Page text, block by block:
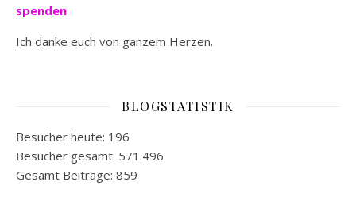
spenden
Ich danke euch von ganzem Herzen.
BLOGSTATISTIK
Besucher heute: 196
Besucher gesamt: 571.496
Gesamt Beiträge: 859